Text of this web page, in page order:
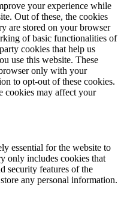
your experience while
Out of these, the cookies
are stored on your browser
of basic functionalities of
cookies that help us
use this website. These
only with your
to opt-out of these cookies.
cookies may affect your
essential for the website to
only includes cookies that
security features of the
any personal information.